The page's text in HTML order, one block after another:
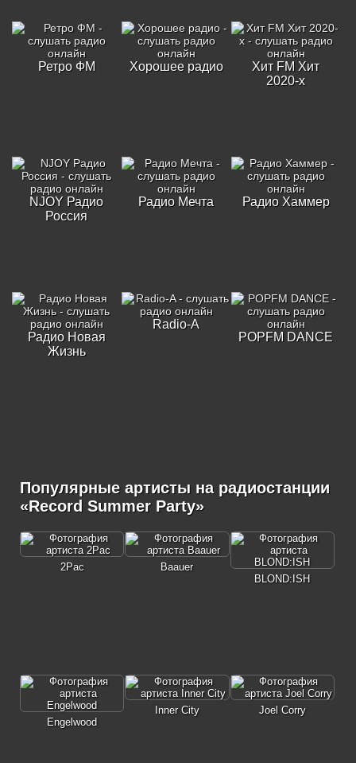
Ретро ФМ Хорошее радио
Хит FM Хит
2020-х
NJOY Радио
Россия
Радио Мечта Радио Хаммер
Радио Новая
Жизнь
Radio-A
POPFM DANCE
Популярные артисты на радиостанции
«Record Summer Party»
2Pac
Baauer
BLOND:ISH
Engelwood
Inner City Joel Corry